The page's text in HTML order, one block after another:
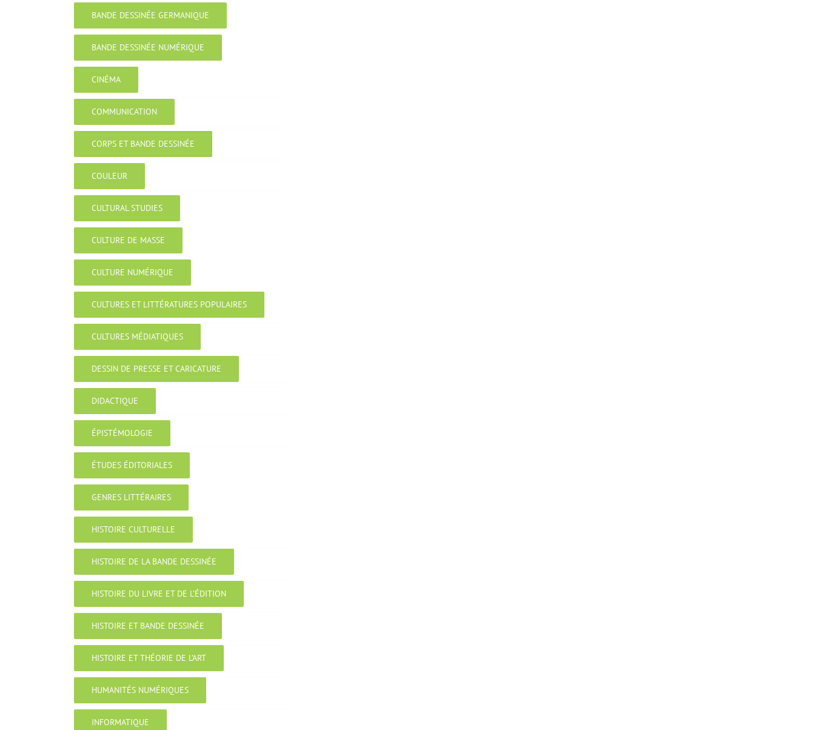
BANDE DESSINÉE GERMANIQUE
BANDE DESSINÉE NUMÉRIQUE
CINÉMA
COMMUNICATION
CORPS ET BANDE DESSINÉE
COULEUR
CULTURAL STUDIES
CULTURE DE MASSE
CULTURE NUMÉRIQUE
CULTURES ET LITTÉRATURES POPULAIRES
CULTURES MÉDIATIQUES
DESSIN DE PRESSE ET CARICATURE
DIDACTIQUE
ÉPISTÉMOLOGIE
ÉTUDES ÉDITORIALES
GENRES LITTÉRAIRES
HISTOIRE CULTURELLE
HISTOIRE DE LA BANDE DESSINÉE
HISTOIRE DU LIVRE ET DE L’ÉDITION
HISTOIRE ET BANDE DESSINÉE
HISTOIRE ET THÉORIE DE L’ART
HUMANITÉS NUMÉRIQUES
INFORMATIQUE